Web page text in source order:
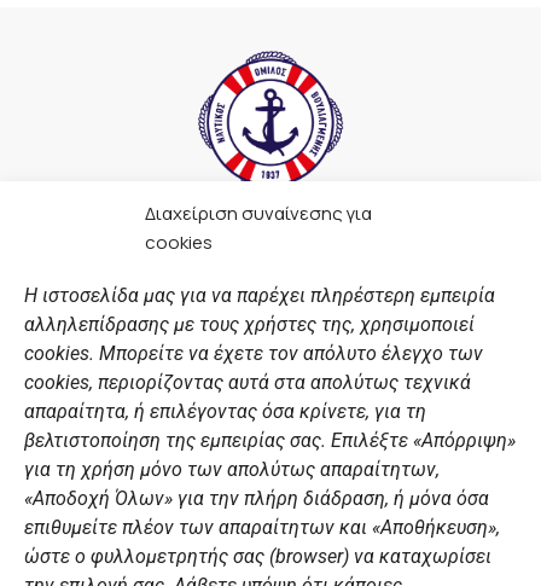
Διαχείριση συναίνεσης για
cookies
Η ιστοσελίδα μας για να παρέχει πληρέστερη εμπειρία
αλληλεπίδρασης με τους χρήστες της, χρησιμοποιεί
cookies. Μπορείτε να έχετε τον απόλυτο έλεγχο των
cookies, περιορίζοντας αυτά στα απολύτως τεχνικά
απαραίτητα, ή επιλέγοντας όσα κρίνετε, για τη
βελτιστοποίηση της εμπειρίας σας. Επιλέξτε «Απόρριψη»
για τη χρήση μόνο των απολύτως απαραίτητων,
«Αποδοχή Όλων» για την πλήρη διάδραση, ή μόνα όσα
επιθυμείτε πλέον των απαραίτητων και «Αποθήκευση»,
ώστε ο φυλλομετρητής σας (browser) να καταχωρίσει
F
a
e
b
o
o
k
t
a
g
r
a
m
t
u
b
e
n
k
e
d
i
n
ΣΎΝΔΕΣΜΟΙ
Αθλητικές σχολές
Διάπλους
Χορηγοί
Summer Camp